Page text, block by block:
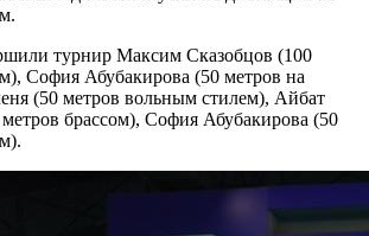
турнир Максим Сказобцов (100
София Абубакирова (50 метров на
(50 метров вольным стилем), Айбат
брассом), София Абубакирова (50